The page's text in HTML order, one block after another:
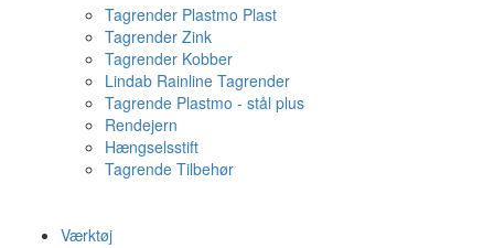
Tagrender Plastmo Plast
Tagrender Zink
Tagrender Kobber
Lindab Rainline Tagrender
Tagrende Plastmo - stål plus
Rendejern
Hængselsstift
Tagrende Tilbehør
Værktøj